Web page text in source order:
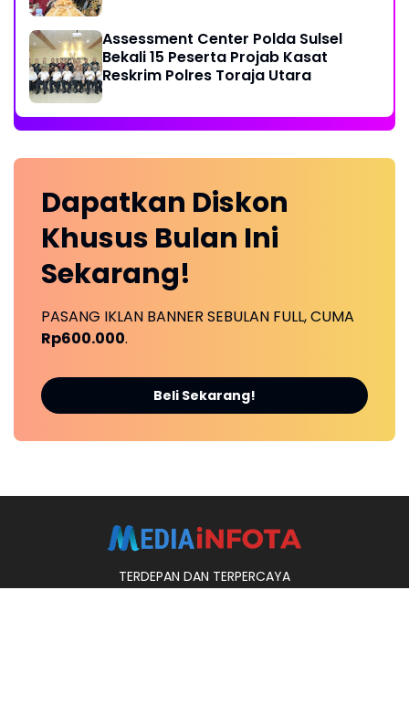
Assessment Center Polda Sulsel
Bekali 15 Peserta Projab Kasat
Reskrim Polres Toraja Utara
Dapatkan Diskon
Khusus Bulan Ini
Sekarang!
PASANG IKLAN BANNER SEBULAN FULL, CUMA
Rp600.000.
Beli Sekarang!
TERDEPAN DAN TERPERCAYA